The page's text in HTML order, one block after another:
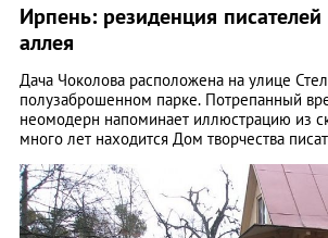
Ирпень: резиденция
аллея
Дача Чоколова расположена на улице
полузаброшенном парке. Потрепанный
неомодерн напоминает иллюстрацию из
много лет находится Дом творчества